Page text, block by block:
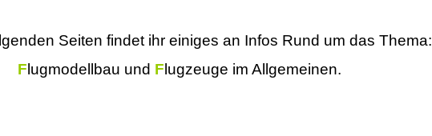
Seiten findet ihr einiges an Infos Rund um das Thema:
Flugmodellbau und Flugzeuge im Allgemeinen.